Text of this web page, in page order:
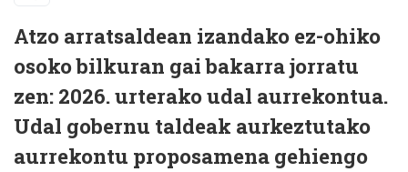
Atzo arratsaldean izandako ez-ohiko
osoko bilkuran gai bakarra jorratu
zen: 2026. urterako udal aurrekontua.
Udal gobernu taldeak aurkeztutako
aurrekontu proposamena gehiengo